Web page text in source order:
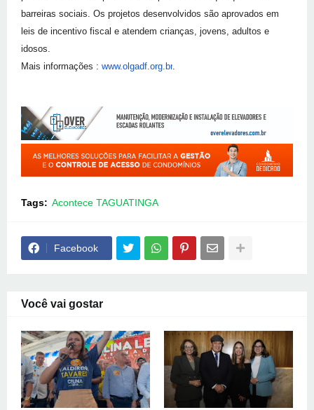
barreiras sociais. Os projetos desenvolvidos são aprovados em
leis de incentivo fiscal e atendem crianças, jovens, adultos e
idosos.
Mais informações : www.olgadf.org.br
Tags: Acontece TAGUATINGA
Facebook
Você vai gostar